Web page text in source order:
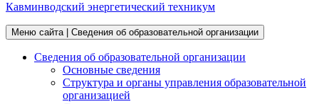
Кавминводский энергетический техникум
Меню сайта | Сведения об образовательной организации
Сведения об образовательной организации
Основные сведения
Структура и органы управления образовательной
организацией